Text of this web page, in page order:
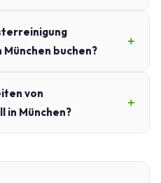
buchen?
von
in München?